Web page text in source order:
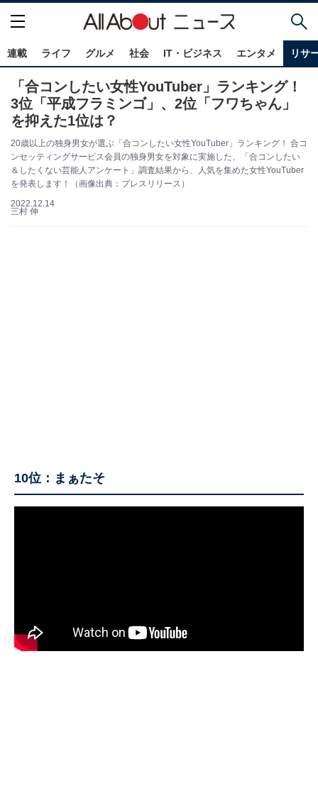
連載 ライフ グルメ 社会 IT・ビジネス エンタメ リサ
「合コンしたい女性YouTuber」ランキング！
3位「平成フラミンゴ」、2位「フワちゃん」
を抑えた1位は？
20歳以上の独身男女が選ぶ「合コンしたい女性YouTuber」ランキング！ 合コ
ンセッティングサービス会員の独身男女を対象に実施した、「合コンしたい
＆したくない芸能人アンケート」調査結果から、人気を集めた女性YouTuber
を発表します！（画像出典：プレスリリース）
2022.12.14
三村 伸
10位：まぁたそ